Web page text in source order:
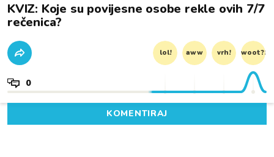
KVIZ: Koje su povijesne osobe rekle ovih 7/7
rečenica?
lol! aww vrh! woot?!
0
KOMENTIRAJ